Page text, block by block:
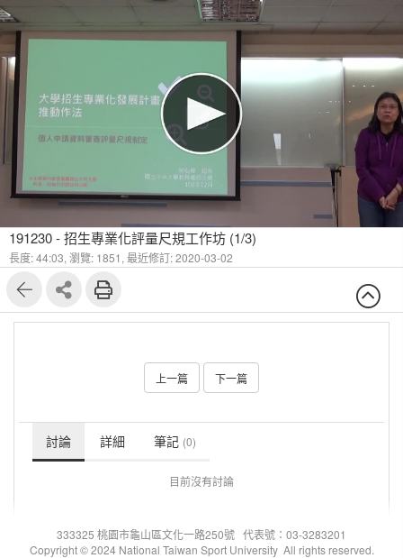
191230 - 招生專業化評量尺規工作坊 (1/3)
長度: 44:03, 瀏覽: 1851, 最近修訂: 2020-03-02
上一篇 下一篇
討論 詳細 筆記 (0)
目前沒有討論
333325 桃園市龜山區文化一路250號 代表號：03-3283201
Copyright © 2024 National Taiwan Sport University All rights reserved.